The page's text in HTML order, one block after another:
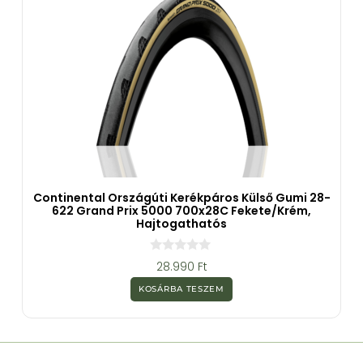
Continental Országúti Kerékpáros Külső Gumi 28-
622 Grand Prix 5000 700x28C Fekete/krém,
Hajtogathatós
z
5
b
l
28.990 Ft
KOSÁRBA TESZEM